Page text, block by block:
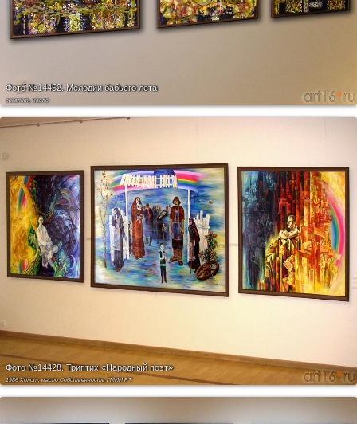
Фото №14452. Мелодии бабьего лета
оргалит, масло
Фото №14428.Триптих «Народный поэт»
1986 Холст, масло Собственность ГМИИ РТ